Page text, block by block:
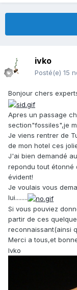
ivko
Posté(e) 15
Bonjour chers
Apres un passage
section"fossiles",je
Je viens rentrer de
de mon hotel ces
J'ai bien demandé
repondu tout
évident!
Je voulais vous
lui........
Si vous pouviez
partir de ces
reconnaissant(ainsi
Merci a tous,et
Ivko